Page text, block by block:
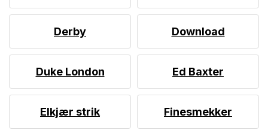
Derby Download
Duke London Ed Baxter
Elkjær strik Finesmekker